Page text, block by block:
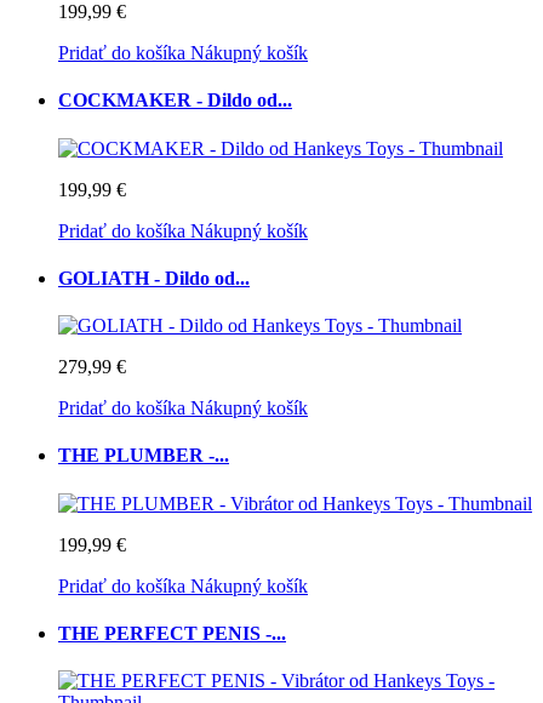
199,99 €
Pridať do košíka Nákupný košík
COCKMAKER - Dildo od...
199,99 €
Pridať do košíka Nákupný košík
GOLIATH - Dildo od...
279,99 €
Pridať do košíka Nákupný košík
THE PLUMBER -...
199,99 €
Pridať do košíka Nákupný košík
THE PERFECT PENIS -...